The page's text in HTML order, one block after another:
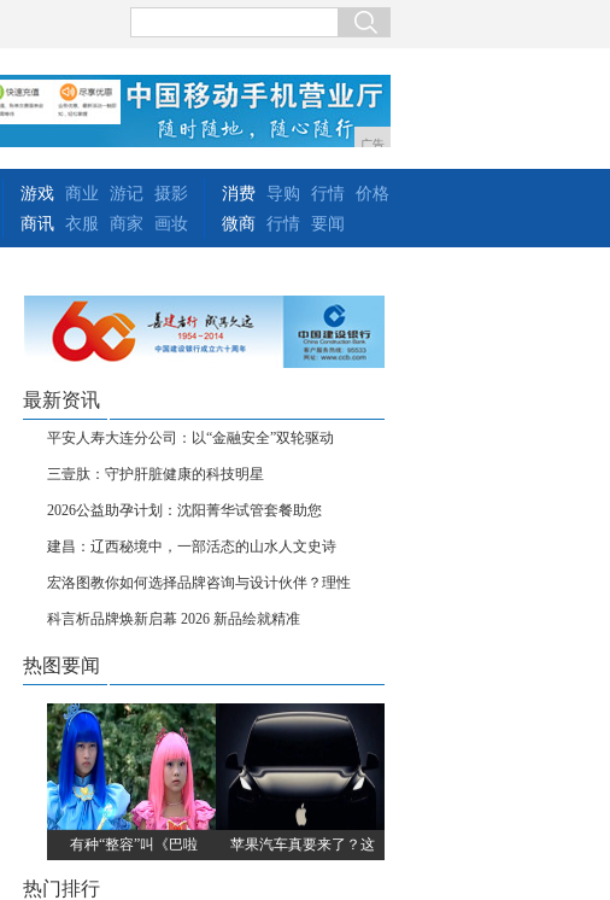
广告
游戏 商业 游记 摄影
商讯 衣服 商家 画妆
消费 导购 行情 价格
微商 行情 要闻
最新资讯
平安人寿大连分公司：以“金融安全”双轮驱动
三壹肽：守护肝脏健康的科技明星
2026公益助孕计划：沈阳菁华试管套餐助您
建昌：辽西秘境中，一部活态的山水人文史诗
宏洛图教你如何选择品牌咨询与设计伙伴？理性
科言析品牌焕新启幕 2026 新品绘就精准
热图要闻
有种“整容”叫《巴啦 苹果汽车真要来了？这
热门排行